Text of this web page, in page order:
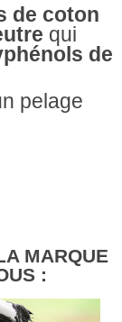
de coton
qui
de
pelage
MARQUE
: